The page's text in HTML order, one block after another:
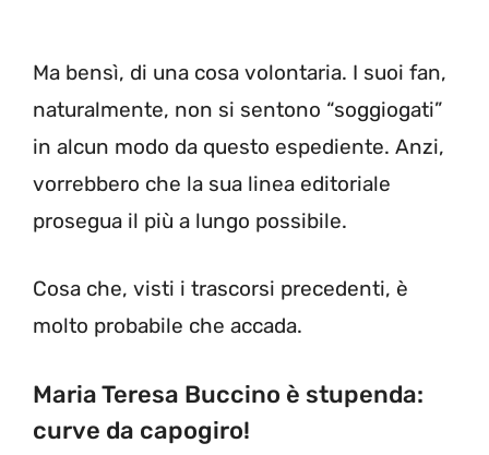
Ma bensì, di una cosa volontaria. I suoi fan,
naturalmente, non si sentono “soggiogati”
in alcun modo da questo espediente. Anzi,
vorrebbero che la sua linea editoriale
prosegua il più a lungo possibile.
Cosa che, visti i trascorsi precedenti, è
molto probabile che accada.
Maria Teresa Buccino è stupenda:
curve da capogiro!